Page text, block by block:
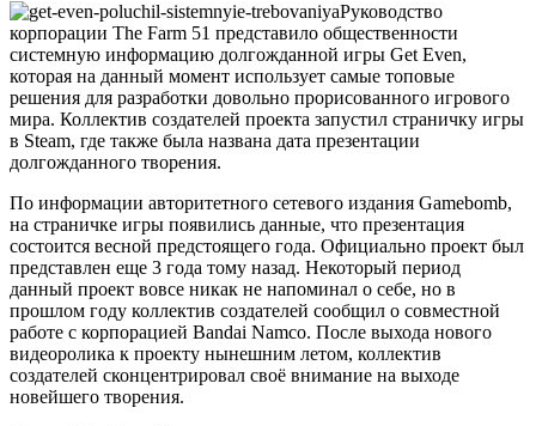
Руководство
корпорации The Farm 51 представило общественности
системную информацию долгожданной игры Get Even,
которая на данный момент использует самые топовые
решения для разработки довольно прорисованного игрового
мира. Коллектив создателей проекта запустил страничку игры
в Steam, где также была названа дата презентации
долгожданного творения.
По информации авторитетного сетевого издания Gamebomb,
на страничке игры появились данные, что презентация
состоится весной предстоящего года. Официально проект был
представлен еще 3 года тому назад. Некоторый период
данный проект вовсе никак не напоминал о себе, но в
прошлом году коллектив создателей сообщил о совместной
работе с корпорацией Bandai Namco. После выхода нового
видеоролика к проекту нынешним летом, коллектив
создателей сконцентрировал своё внимание на выходе
новейшего творения.